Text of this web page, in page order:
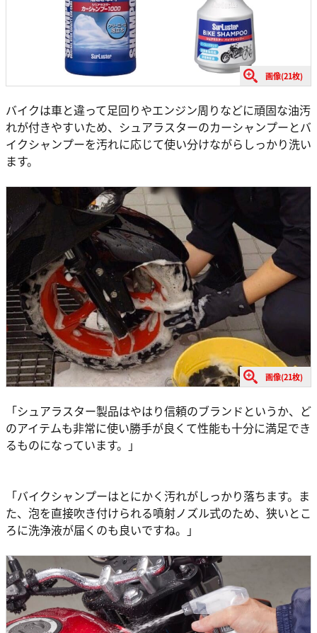
画像(21枚)
バイクは車と違って足回りやエンジン周りなどに頑固な油汚
れが付きやすいため、シュアラスターのカーシャンプーとバ
イクシャンプーを汚れに応じて使い分けながらしっかり洗い
ます。
画像(21枚)
「シュアラスター製品はやはり信頼のブランドというか、ど
のアイテムも非常に使い勝手が良くて性能も十分に満足でき
るものになっています。」
「バイクシャンプーはとにかく汚れがしっかり落ちます。ま
た、泡を直接吹き付けられる噴射ノズル式のため、狭いとこ
ろに洗浄液が届くのも良いですね。」